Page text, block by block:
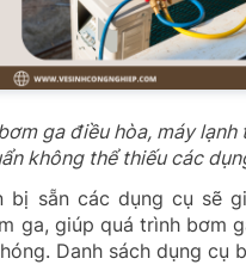
ga điều hòa, máy lạnh
không thể thiếu các
bị sẵn các dụng cụ sẽ
ga, giúp quá trình bơm
Danh sách dụng cụ